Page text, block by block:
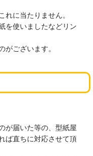
に当たりません。
を使いましたなどリン
がございます。
が届いた等の、型紙屋
ば直ちに対応させて頂